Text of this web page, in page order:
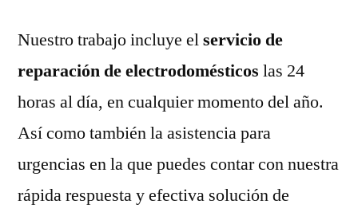
Nuestro trabajo incluye elservicio de
reparación de electrodomésticos las 24
horas al día, en cualquier momento del año.
Así como también la asistencia para
urgencias en la que puedes contar con nuestra
rápida respuesta y efectiva solución de